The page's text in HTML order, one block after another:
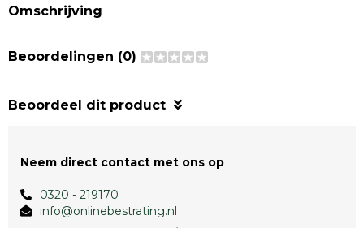
Omschrijving
Beoordelingen (0)
Beoordeel dit product
Neem direct contact met ons op
0320 - 219170
info@onlinebestrating.nl